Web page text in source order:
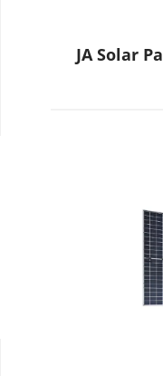
JA Solar